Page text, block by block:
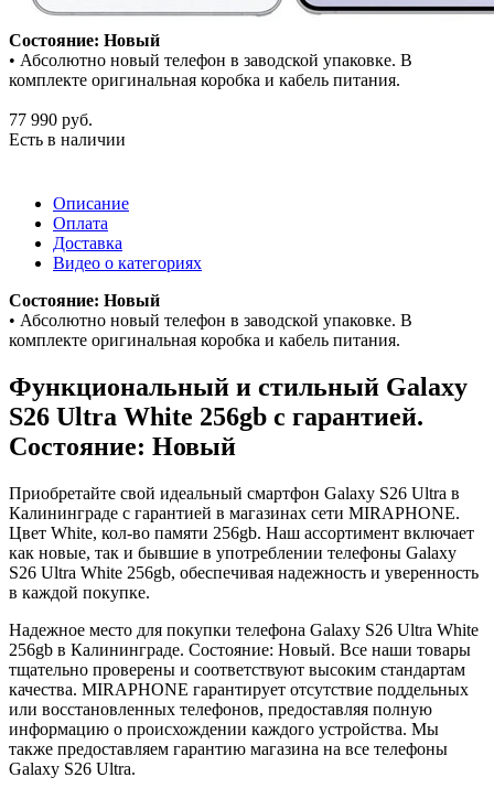
Состояние: Новый
• Абсолютно новый телефон в заводской упаковке. В
комплекте оригинальная коробка и кабель питания.
77 990 руб.
Есть в наличии
Описание
Оплата
Доставка
Видео о категориях
Состояние: Новый
• Абсолютно новый телефон в заводской упаковке. В
комплекте оригинальная коробка и кабель питания.
Функциональный и стильный Galaxy
S26 Ultra White 256gb с гарантией.
Состояние: Новый
Приобретайте свой идеальный смартфон Galaxy S26 Ultra в
Калининграде с гарантией в магазинах сети MIRAPHONE.
Цвет White, кол-во памяти 256gb. Наш ассортимент включает
как новые, так и бывшие в употреблении телефоны Galaxy
S26 Ultra White 256gb, обеспечивая надежность и уверенность
в каждой покупке.
Надежное место для покупки телефона Galaxy S26 Ultra White
256gb в Калининграде. Состояние: Новый. Все наши товары
тщательно проверены и соответствуют высоким стандартам
качества. MIRAPHONE гарантирует отсутствие поддельных
или восстановленных телефонов, предоставляя полную
информацию о происхождении каждого устройства. Мы
также предоставляем гарантию магазина на все телефоны
Galaxy S26 Ultra.